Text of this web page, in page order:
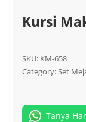
Kursi
SKU: KM-658
Category:Set
Tanya